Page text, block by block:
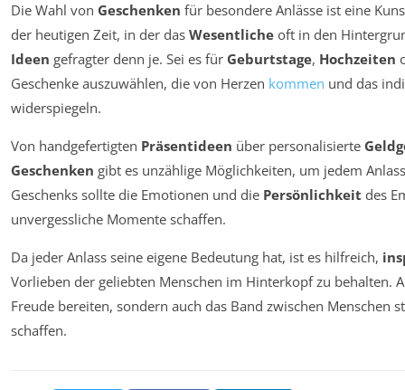
Die Wahl von Geschenken für besondere Anlässe ist eine
der heutigen Zeit, in der das Wesentliche oft in den
Ideen gefragter denn je. Sei es für Geburtstage, Hochzeiten
Geschenke auszuwählen, die von Herzen kommen und das
widerspiegeln.
Von handgefertigten Präsentideen über personalisierte
Geschenken gibt es unzählige Möglichkeiten, um jedem
Geschenks sollte die Emotionen und die Persönlichkeit des
unvergessliche Momente schaffen.
Da jeder Anlass seine eigene Bedeutung hat, ist es hilfreich,
Vorlieben der geliebten Menschen im Hinterkopf zu behalten.
Freude bereiten, sondern auch das Band zwischen Menschen
schaffen.